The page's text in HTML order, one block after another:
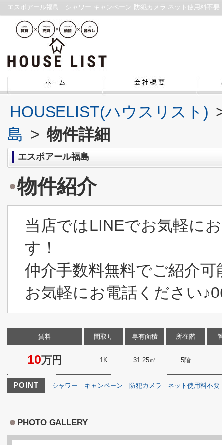
HOUSELIST(ハウスリスト)
島 > 物件詳細
エスポアール福島
物件紹介
当店ではLINEでお気軽に
す！
仲介手数料無料でご紹介
お気軽にお電話ください
賃料
10万円
間取り
1K
専有面積
31.25㎡
所在階
5階
POINT シャワー キャンペーン 防犯カメラ ネット使用料不要
PHOTO GALLERY